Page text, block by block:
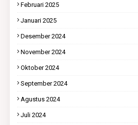
Februari 2025
Januari 2025
Desember 2024
November 2024
Oktober 2024
September 2024
Agustus 2024
Juli 2024